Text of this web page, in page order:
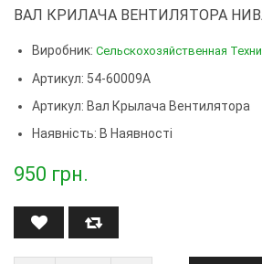
ВАЛ КРИЛАЧА ВЕНТИЛЯТОРА
Виробник: Сельскохозяйственная
Артикул: 54-60009А
Артикул: Вал Крылача Вентилятора
Наявність: В Наявності
950 грн.